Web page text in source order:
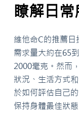
瞭解日
維他命C的推薦
需求量大約在65
2000毫克。然而
狀況、生活方式
於如何評估自己
保持身體最佳狀